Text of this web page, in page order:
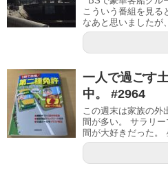
こういう番組を見る
なあと思いましたが
一人で過ごす
中。 #2964
この週末は家族の外
間が多い。 サラリ
間が大好きだった。